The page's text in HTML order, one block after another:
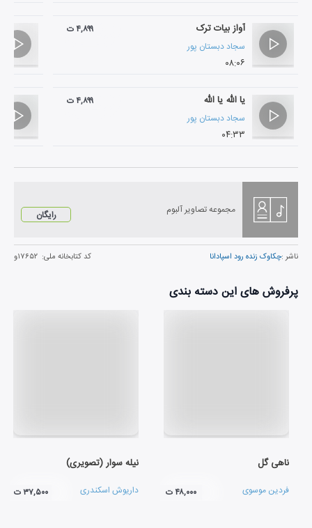
آواز بیات ترک
سجاد دبستان پور
۰۸:۰۶
۴,۸۹۹ ت
یا الله یا الله
سجاد دبستان پور
۰۴:۳۳
۴,۸۹۹ ت
مجموعه تصاویر آلبوم رایگان
ناشر :چکاوک زنده رود اسپادانا کد کتابخانه ملی: ۱۷۶۵۲و
پرفروش های این دسته بندی
ناهی گل
فردین موسوی ۴۸,۰۰۰ ت
نیله سوار (تصویری)
داریوش اسکندری ۳۷,۵۰۰ ت